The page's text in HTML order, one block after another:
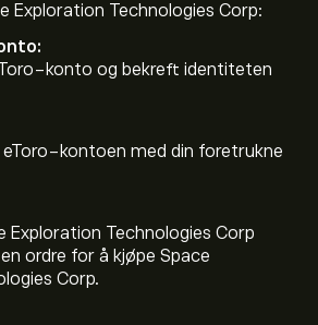
Exploration Technologies Corp:
konto og bekreft identiteten
kontoen med din foretrukne
Exploration Technologies Corp
ordre for å kjøpe Space
Corp.